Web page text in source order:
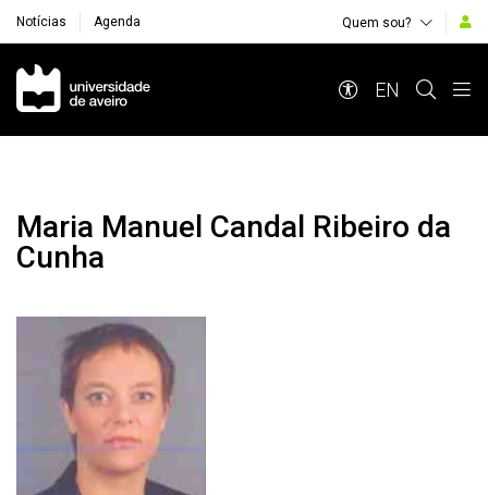
Notícias Agenda Quem sou?
Navegação Principal
EN
Maria Manuel Candal Ribeiro da
Cunha